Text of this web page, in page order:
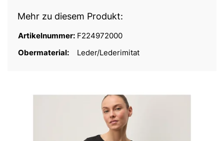
Mehr zu diesem Produkt:
Artikelnummer: F224972000
Obermaterial:
Leder/Lederimitat